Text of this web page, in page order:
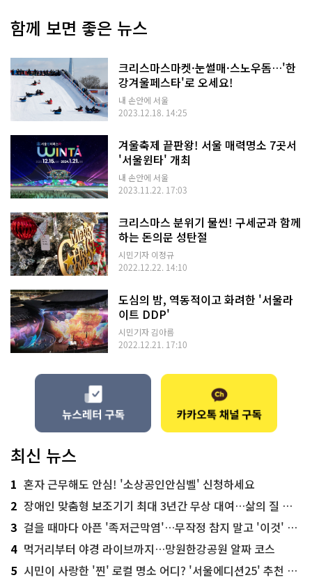
함께 보면 좋은 뉴스
크리스마스마켓·눈썰매·스노우돔…'한
강겨울페스타'로 오세요!
내 손안에 서울
2023.12.18. 14:25
겨울축제 끝판왕! 서울 매력명소 7곳서
'서울윈타' 개최
내 손안에 서울
2023.11.22. 17:03
크리스마스 분위기 물씬! 구세군과 함께
하는 돈의문 성탄절
시민기자 이정규
2022.12.22. 14:10
도심의 밤, 역동적이고 화려한 '서울라
이트 DDP'
시민기자 김아름
2022.12.21. 17:10
최신 뉴스
1 혼자 근무해도 안심! '소상공인안심벨' 신청하세요
2 장애인 맞춤형 보조기기 최대 3년간 무상 대여…삶의 질 높인다
3 걸을 때마다 아픈 '족저근막염'…무작정 참지 말고 '이것' 해보세요!
4 먹거리부터 야경 라이브까지…망원한강공원 알짜 코스
5 시민이 사랑한 '찐' 로컬 명소 어디? '서울에디션25' 추천 코스